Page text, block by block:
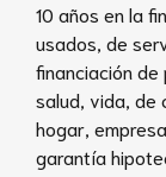
10 años en la
usados, de
financiación
salud, vida, de
hogar,
garantía